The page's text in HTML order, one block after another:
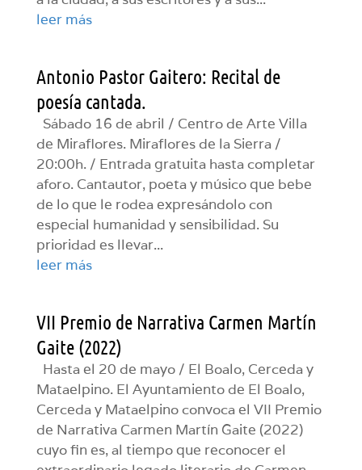
leer más
Antonio Pastor Gaitero: Recital de
poesía cantada.
Sábado 16 de abril / Centro de Arte Villa
de Miraflores. Miraflores de la Sierra /
20:00h. / Entrada gratuita hasta completar
aforo. Cantautor, poeta y músico que bebe
de lo que le rodea expresándolo con
especial humanidad y sensibilidad. Su
prioridad es llevar...
leer más
VII Premio de Narrativa Carmen Martín
Gaite (2022)
Hasta el 20 de mayo / El Boalo, Cerceda y
Mataelpino. El Ayuntamiento de El Boalo,
Cerceda y Mataelpino convoca el VII Premio
de Narrativa Carmen Martín Gaite (2022)
cuyo fin es, al tiempo que reconocer el